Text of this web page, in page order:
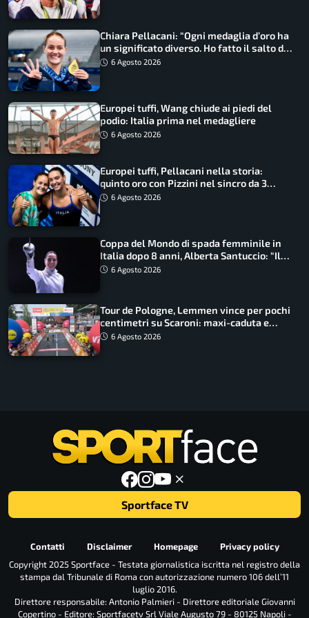
Chiara Pellacani: “Ogni medaglia d’oro ha
un significato diverso. Ho fatto il salto di
qualità”
6 Agosto 2026
Europei tuffi, Wang chiude ai piedi del
podio: Italia prima nel medagliere
6 Agosto 2026
Europei tuffi, Pellacani nella storia:
quinto oro con Pizzini nel sincro da 3
metri
6 Agosto 2026
Coppa del Mondo di spada femminile in
Italia dopo 8 anni, Alberta Santuccio: “Il
lavoro dà sempre i suoi frutti”
6 Agosto 2026
Tour de Pologne, Lemmen vince per pochi
centimetri su Scaroni: maxi-caduta e
tappa accorciata
6 Agosto 2026
Sportface TV
Contatti Disclaimer Homepage
Privacy policy
Copyright 2025 Sportface - Testata giornalistica iscritta nel registro della
stampa dal Tribunale di Roma con autorizzazione numero 106 dell’11
luglio 2016.
Direttore responsabile: Antonio Palmieri - Direttore editoriale Giovanni
Copertino - Editore: Sportfacetv Srl Viale Augusto 79 - 80125 Napoli -